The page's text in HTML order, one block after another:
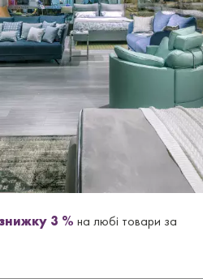
3 % на любі товари за
Leaflet | ©OpenStreetMapcontributors
Send